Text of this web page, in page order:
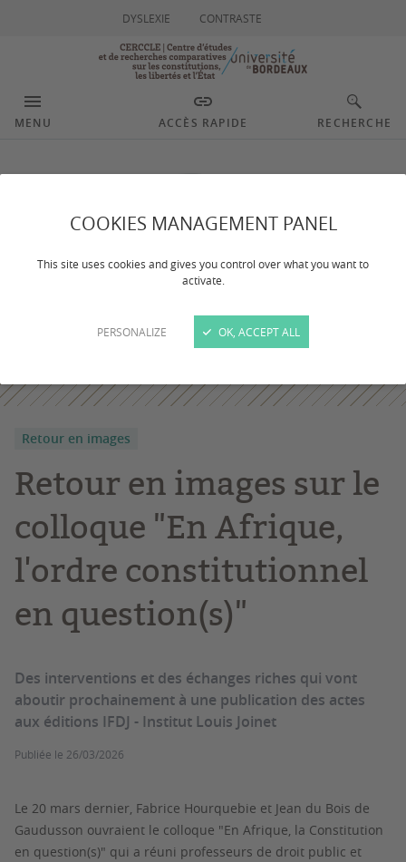
COOKIES MANAGEMENT PANEL
This site uses cookies and gives you control over what you want to
activate.
PERSONALIZE OK, ACCEPT ALL
DYSLEXIE CONTRASTE
MENU ACCÈS RAPIDE RECHERCHE
Retour en images
Retour en images sur le
colloque "En Afrique,
l'ordre constitutionnel
en question(s)"
Des interventions et des échanges riches qui vont
aboutir prochainement à une publication des actes
aux éditions IFDJ - Institut Louis Joinet
Publiée le 26/03/2026
Le 20 mars dernier, Fabrice Hourquebie et Jean du Bois de
Gaudusson ouvraient le colloque "En Afrique, la Constitution
en question(s)" qui a réuni professeurs de droit public et